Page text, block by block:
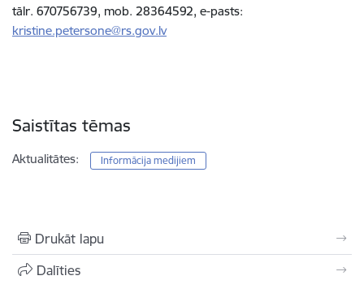
tālr. 670756739, mob. 28364592, e-pasts:
kristine.petersone@rs.gov.lv
Saistītas tēmas
Aktualitātes: Informācija medijiem
Drukāt lapu
Dalīties